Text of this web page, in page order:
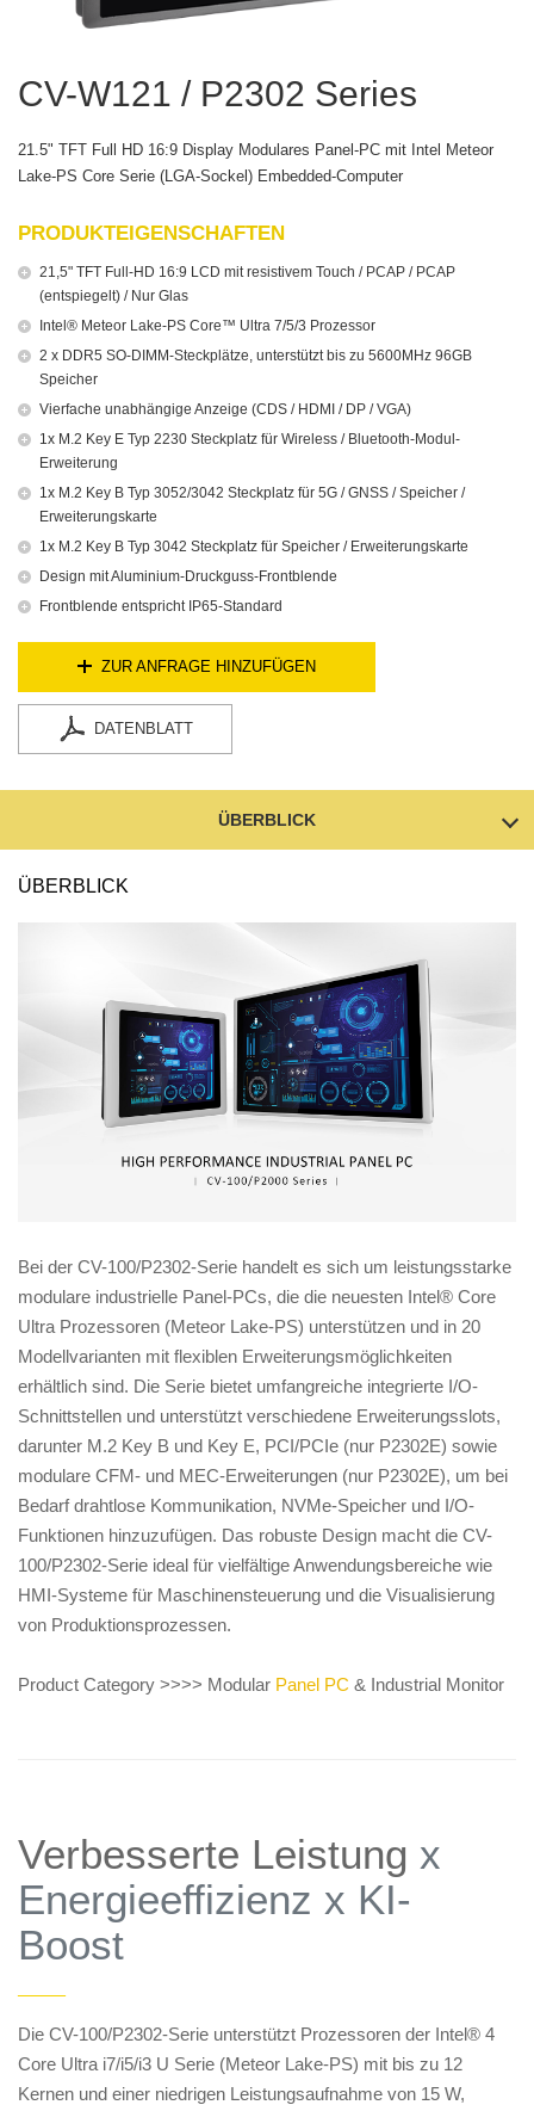
CV-W121 / P2302 Series
21.5" TFT Full HD 16:9 Display Modulares Panel-PC mit Intel Meteor
Lake-PS Core Serie (LGA-Sockel) Embedded-Computer
PRODUKTEIGENSCHAFTEN
21,5" TFT Full-HD 16:9 LCD mit resistivem Touch / PCAP / PCAP
(entspiegelt) / Nur Glas
Intel® Meteor Lake-PS Core™ Ultra 7/5/3 Prozessor
2 x DDR5 SO-DIMM-Steckplätze, unterstützt bis zu 5600MHz 96GB
Speicher
Vierfache unabhängige Anzeige (CDS / HDMI / DP / VGA)
1x M.2 Key E Typ 2230 Steckplatz für Wireless / Bluetooth-Modul-
Erweiterung
1x M.2 Key B Typ 3052/3042 Steckplatz für 5G / GNSS / Speicher /
Erweiterungskarte
1x M.2 Key B Typ 3042 Steckplatz für Speicher / Erweiterungskarte
Design mit Aluminium-Druckguss-Frontblende
Frontblende entspricht IP65-Standard
ZUR ANFRAGE HINZUFÜGEN
DATENBLATT
ÜBERBLICK
ÜBERBLICK
Bei der CV-100/P2302-Serie handelt es sich um leistungsstarke
modulare industrielle Panel-PCs, die die neuesten Intel® Core
Ultra Prozessoren (Meteor Lake-PS) unterstützen und in 20
Modellvarianten mit flexiblen Erweiterungsmöglichkeiten
erhältlich sind. Die Serie bietet umfangreiche integrierte I/O-
Schnittstellen und unterstützt verschiedene Erweiterungsslots,
darunter M.2 Key B und Key E, PCI/PCIe (nur P2302E) sowie
modulare CFM- und MEC-Erweiterungen (nur P2302E), um bei
Bedarf drahtlose Kommunikation, NVMe-Speicher und I/O-
Funktionen hinzuzufügen. Das robuste Design macht die CV-
100/P2302-Serie ideal für vielfältige Anwendungsbereiche wie
HMI-Systeme für Maschinensteuerung und die Visualisierung
von Produktionsprozessen.
Product Category >>>> Modular Panel PC & Industrial Monitor
Verbesserte Leistung x
Energieeffizienz x KI-
Boost
——
Die CV-100/P2302-Serie unterstützt Prozessoren der Intel® 4
Core Ultra i7/i5/i3 U Serie (Meteor Lake-PS) mit bis zu 12
Kernen und einer niedrigen Leistungsaufnahme von 15 W,